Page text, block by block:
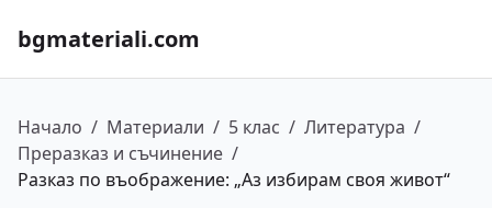
bgmateriali.com
Начало / Материали / 5 клас / Литература /
Преразказ и съчинение /
Разказ по въображение: „Аз избирам своя живот“